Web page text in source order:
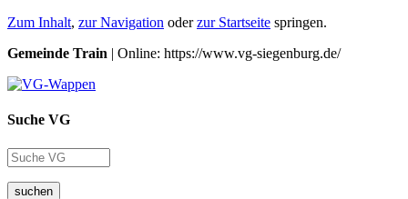
Zum Inhalt, zur Navigation oderzur Startseite springen.
Gemeinde Train | Online: https://www.vg-siegenburg.de/
Suche VG
suchen